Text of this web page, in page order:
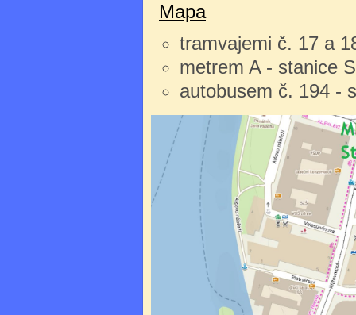
Mapa
tramvajemi č. 17 a
metrem A - stanice
autobusem č. 194 -